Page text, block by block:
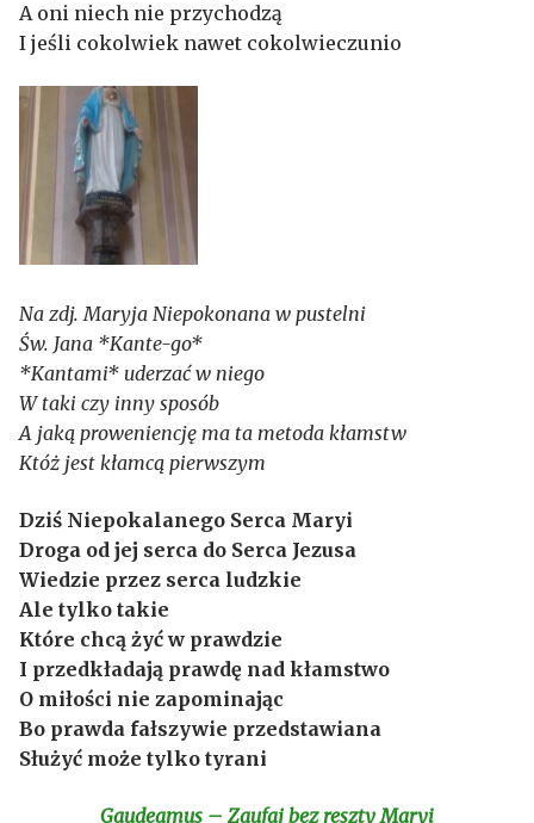
A oni niech nie przychodzą
I jeśli cokolwiek nawet cokolwieczunio
Na zdj. Maryja Niepokonana w pustelni
Św. Jana *Kante-go*
*Kantami* uderzać w niego
W taki czy inny sposób
A jaką proweniencję ma ta metoda kłamstw
Któż jest kłamcą pierwszym
Dziś Niepokalanego Serca Maryi
Droga od jej serca do Serca Jezusa
Wiedzie przez serca ludzkie
Ale tylko takie
Które chcą żyć w prawdzie
I przedkładają prawdę nad kłamstwo
O miłości nie zapominając
Bo prawda fałszywie przedstawiana
Służyć może tylko tyrani
Gaudeamus – Zaufaj bez reszty Maryi